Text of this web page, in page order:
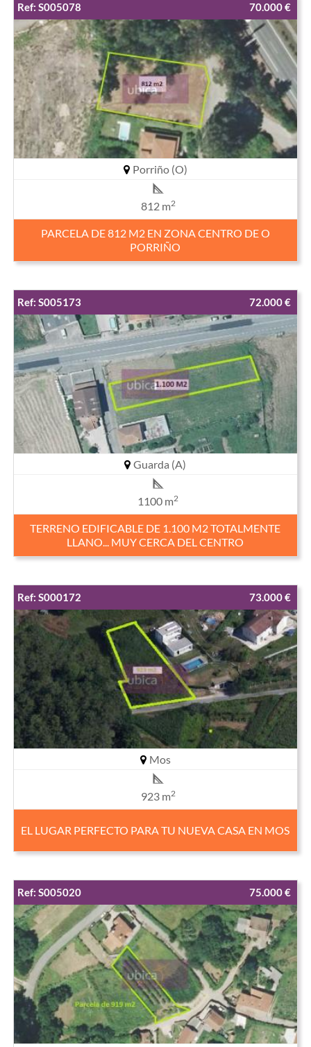
Ref: S005078 70.000 €
Porriño (O)
812 m2
PARCELA DE 812 M2 EN ZONA CENTRO DE O
PORRIÑO
Ref: S005173 72.000 €
Guarda (A)
1100 m2
TERRENO EDIFICABLE DE 1.100 M2 TOTALMENTE
LLANO... MUY CERCA DEL CENTRO
Ref: S000172 73.000 €
Mos
923 m2
EL LUGAR PERFECTO PARA TU NUEVA CASA EN MOS
Ref: S005020 75.000 €